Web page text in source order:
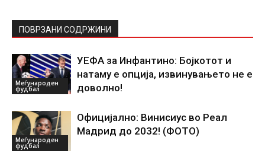
ПОВРЗАНИ СОДРЖИНИ
Меѓународен
фудбал
УЕФА за Инфантино: Бојкотот и
натаму е опција, извинувањето не е
доволно!
Меѓународен
фудбал
Официјално: Винисиус во Реал
Мадрид до 2032! (ФОТО)